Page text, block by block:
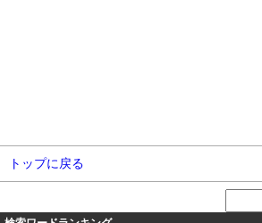
トップに戻る